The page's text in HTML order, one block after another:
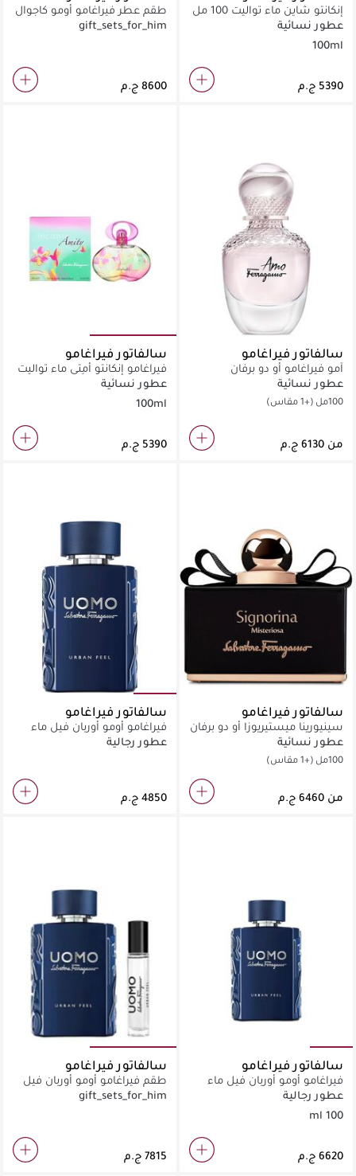
إنكانتو شاين ماء تواليت 100 مل
عطور نسائية
100ml
طقم عطر فيراغامو أومو كاجوال
لايف 100 مل + 10 مل
gift_sets_for_him
سالفاتور فيراغامو
آمو فيراغامو أو دو برفان
عطور نسائية
100مل (+1 مقاس)
من
سالفاتور فيراغامو
فيراغامو إنكانتو أمِتي ماء تواليت
100 مل
عطور نسائية
100ml
سالفاتور فيراغامو
سينيورينا ميستيريوزا أو دو برفان
عطور نسائية
100مل (+1 مقاس)
من
سالفاتور فيراغامو
فيراغامو أومو أوربان فيل ماء
تواليت 50 مل
عطور رجالية
سالفاتور فيراغامو
فيراغامو أومو أوربان فيل ماء
تواليت 100 مل
عطور رجالية
100 ml
سالفاتور فيراغامو
طقم فيراغامو أومو أوربان فيل
gift_sets_for_him